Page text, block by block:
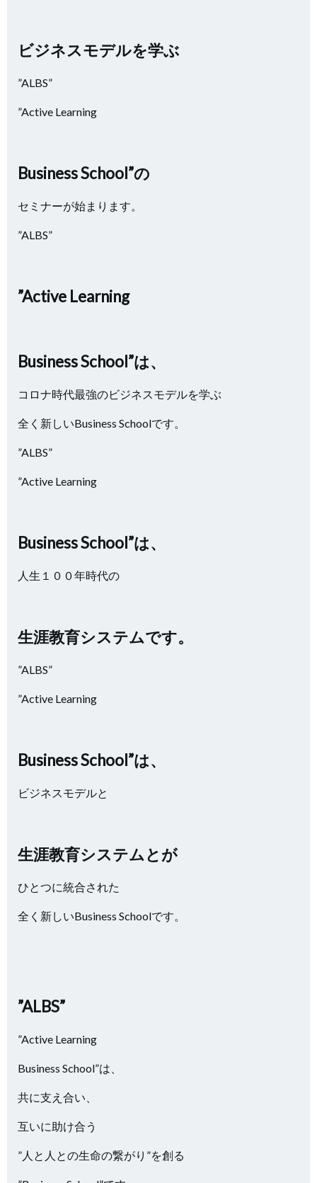
ビジネスモデルを学ぶ
”ALBS”
”Active Learning
Business School”の
セミナーが始まります。
”ALBS”
”Active Learning
Business School”は、
コロナ時代最強のビジネスモデルを学ぶ
全く新しいBusiness Schoolです。
”ALBS”
”Active Learning
Business School”は、
人生１００年時代の
生涯教育システムです。
”ALBS”
”Active Learning
Business School”は、
ビジネスモデルと
生涯教育システムとが
ひとつに統合された
全く新しいBusiness Schoolです。
”ALBS”
”Active Learning
Business School”は、
共に支え合い、
互いに助け合う
”人と人との生命の繋がり”を創る